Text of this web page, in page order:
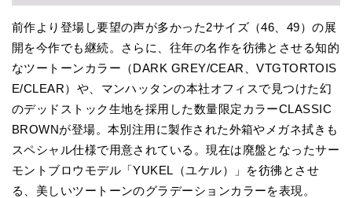
前作より登場し要望の声が多かった2サイズ（46、49）の展
開を今作でも継続。さらに、往年の名作を彷彿とさせる知的
なツートーンカラー（DARK GREY/CEAR、VTGTORTOIS
E/CLEAR）や、マンハッタンの本社オフィスで見つけた幻
のデッドストック生地を採用した数量限定カラーCLASSIC
BROWNが登場。本別注用に製作された外箱やメガネ拭きも
スペシャル仕様で用意されている。現在は廃盤となったサー
モントブロウモデル「YUKEL（ユケル）」を彷彿とさせ
る、美しいツートーンのグラデーションカラーを表現。